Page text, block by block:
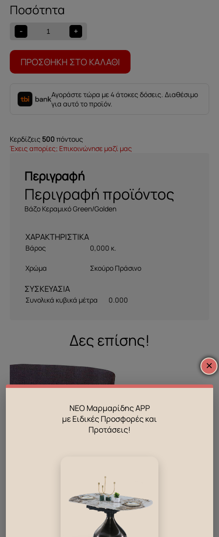
-
Βάζο
Κεραμικό
Green/Golden
ποσότητα
+
ΠΡΟΣΘΉΚΗ ΣΤΟ ΚΑΛΆΘΙ
Αγοράστε τώρα με 4 άτοκες δόσεις. Διαθέσιμο
για αυτό το προϊόν.
Κερδίζεις 500 πόντους
Έχεις απορίες; Επικοινώνησε μαζί μας
Περιγραφή
Περιγραφή προϊόντος
Βάζο Κεραμικό Green/Golden
Βάρος 0,000 κ.
Χρώμα Σκούρο Πράσινο
ΣΥΣΚΕΥΑΣΙΑ
Συνολικά κυβικά μέτρα 0.000
Δες επίσης!
×
ΝΕΟ Μαρμαρίδης APP
με Ειδικές Προσφορές και
Προτάσεις!